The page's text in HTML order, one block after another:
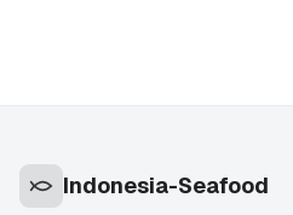
Indonesia-Seafood